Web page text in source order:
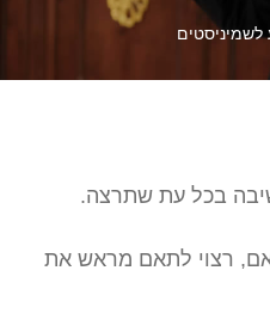
לשמיניסטים
בכל עת שתרצה.
רצוי לתאם מראש את